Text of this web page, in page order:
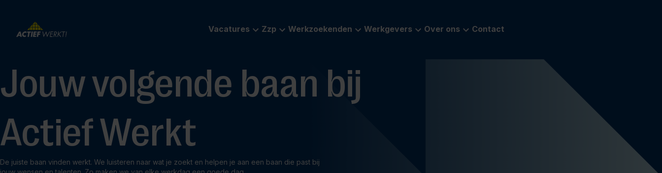
Vacatures Zzp Werkzoekenden Werkgevers Over ons Contact
Jouw volgende baan bij
Actief Werkt
De juiste baan vinden werkt. We luisteren naar wat je zoekt en helpen je aan een baan die past bij